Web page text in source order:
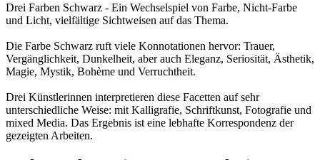
Drei Farben Schwarz - Ein Wechselspiel von Farbe, Nicht-Farbe
und Licht, vielfältige Sichtweisen auf das Thema.
Die Farbe Schwarz ruft viele Konnotationen hervor: Trauer,
Vergänglichkeit, Dunkelheit, aber auch Eleganz, Seriosität, Ästhetik,
Magie, Mystik, Bohème und Verruchtheit.
Drei Künstlerinnen interpretieren diese Facetten auf sehr
unterschiedliche Weise: mit Kalligrafie, Schriftkunst, Fotografie und
mixed Media. Das Ergebnis ist eine lebhafte Korrespondenz der
gezeigten Arbeiten.